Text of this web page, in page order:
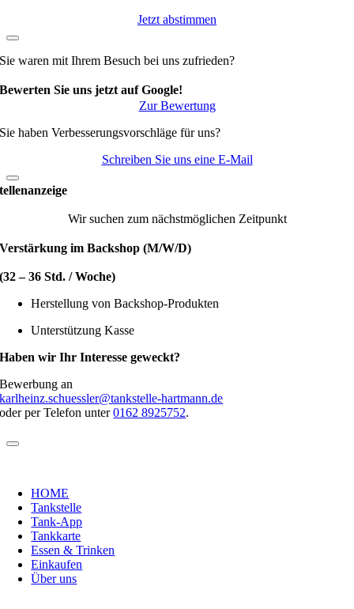
Jetzt abstimmen
Sie waren mit Ihrem Besuch bei uns zufrieden?
Bewerten Sie uns jetzt auf Google!
Zur Bewertung
Sie haben Verbesserungsvorschläge für uns?
Schreiben Sie uns eine E-Mail
Wir suchen zum nächstmöglichen Zeitpunkt
Verstärkung im Backshop (M/W/D)
(32 – 36 Std. / Woche)
Herstellung von Backshop-Produkten
Unterstützung Kasse
Haben wir Ihr Interesse geweckt?
Bewerbung an
karlheinz.schuessler@tankstelle-hartmann.de
oder per Telefon unter0162 8925752.
HOME
Tankstelle
Tank-App
Tankkarte
Essen & Trinken
Einkaufen
Über uns